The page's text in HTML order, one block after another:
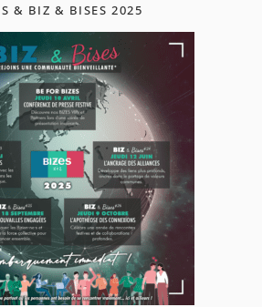
& BIZ & BISES 2025